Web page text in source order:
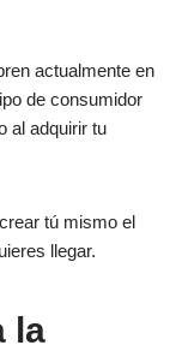
actualmente en
de consumidor
al adquirir tu
tú mismo el
llegar.
la